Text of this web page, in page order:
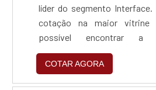
líder do segmento Interface.
cotação na maior vitrine
possível encontrar a
mercado.MAIS DETALHES
DE CORTE A LASER
encontrar uma empresa de
COTAR AGORA